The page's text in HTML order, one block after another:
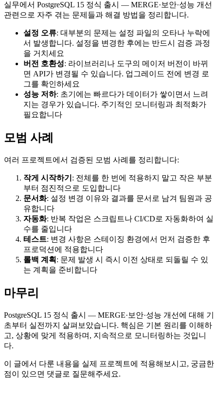
실무에서 PostgreSQL 15 정식 출시 — MERGE·보안·성능 개선
관련으로 자주 겪는 문제들과 해결 방법을 정리합니다.
설정 오류: 대부분의 문제는 설정 파일의 오타나 누락에
서 발생합니다. 설정을 변경한 후에는 반드시 검증 과정
을 거치세요
버전 호환성: 라이브러리나 도구의 메이저 버전이 바뀌
면 API가 변경될 수 있습니다. 업그레이드 전에 변경 로
그를 확인하세요
성능 저하: 초기에는 빠르다가 데이터가 쌓이면서 느려
지는 경우가 있습니다. 주기적인 모니터링과 최적화가
필요합니다
모범 사례
여러 프로젝트에서 검증된 모범 사례를 정리합니다:
작게 시작하기 : 전체를 한 번에 적용하지 말고 작은 부분
부터 점진적으로 도입합니다
문서화: 설정 변경 이유와 결과를 문서로 남겨 팀원과 공
유합니다
자동화: 반복 작업은 스크립트나 CI/CD로 자동화하여 실
수를 줄입니다
테스트: 변경 사항은 스테이징 환경에서 먼저 검증한 후
프로덕션에 적용합니다
롤백 계획 : 문제 발생 시 즉시 이전 상태로 되돌릴 수 있
는 계획을 준비합니다
마무리
PostgreSQL 15 정식 출시 — MERGE·보안·성능 개선에 대해 기
초부터 실전까지 살펴보았습니다. 핵심은 기본 원리를 이해하
고, 상황에 맞게 적용하며, 지속적으로 모니터링하는 것입니
다.
이 글에서 다룬 내용을 실제 프로젝트에 적용해보시고, 궁금한
점이 있으면 댓글로 질문해주세요.